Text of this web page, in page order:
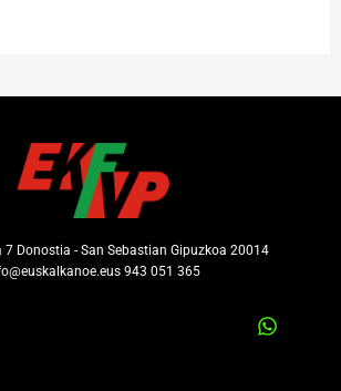
7 Donostia - San Sebastian Gipuzkoa 20014
943 051 365